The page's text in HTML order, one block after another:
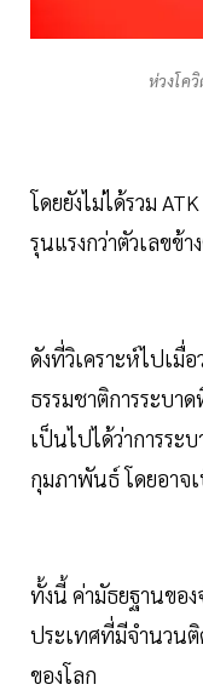
ห่วงโค
โดยยังไม่ได้รวม
รุนแรงกว่าตัวเลขข้า
ดังที่วิเคราะห์ไปเมื่
ธรรมชาติการระบา
เป็นไปได้ว่าการระ
กุมภาพันธ์ โดยอาจ
ทั้งนี้ ค่ามัธยฐานขอ
ประเทศที่มีจำนวน
ของโลก